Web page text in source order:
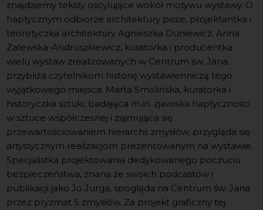
znajdziemy teksty oscylujące wokół motywu wystawy. O
haptycznym odbiorze architektury pisze, projektantka i
teoretyczka architektury Agnieszka Duniewicz. Anna
Zalewska-Andruszkiewicz, kuratorka i producentka
wielu wystaw zrealizowanych w Centrum św. Jana,
przybliża czytelnikom historię wystawienniczą tego
wyjątkowego miejsca. Marta Smolińska, kuratorka i
historyczka sztuki, badająca m.in. zjawiska haptyczności
w sztuce współczesnej i zajmująca się
przewartościowaniem hierarchii zmysłów, przygląda się
artystycznym realizacjom prezentowanym na wystawie.
Specjalistka projektowania dedykowanego poczuciu
bezpieczeństwa, znana ze swoich podcastów i
publikacji jako Jo Jurga, spogląda na Centrum św. Jana
przez pryzmat 5 zmysłów. Za projekt graficzny tej